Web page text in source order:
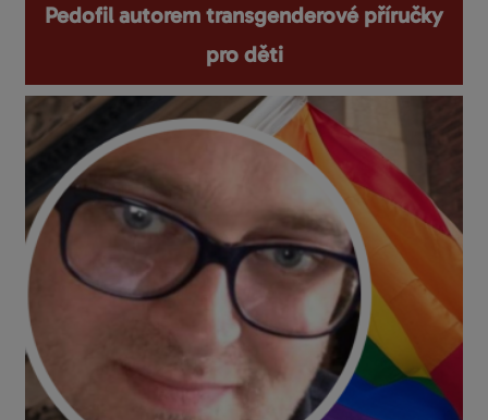
Pedofil autorem transgenderové příručky
pro děti